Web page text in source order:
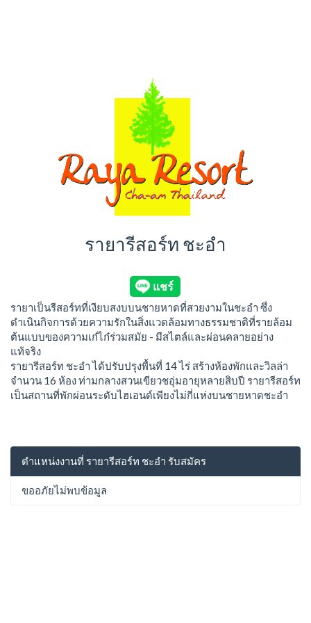
รายารีสอร์ท ชะอำ
รายาเป็นรีสอร์ทที่เงียบสงบบนชายหาดที่สวยงามในชะอำ ซึ่ง
ดำเนินกิจการด้วยความรักในสิ่งแวดล้อมทางธรรมชาติที่รายล้อม
ต้นแบบของความเก๋ไก๋ร่วมสมัย - มีสไตล์และผ่อนคลายอย่าง
แท้จริง
รายารีสอร์ท ชะอำ ได้ปรับปรุงพื้นที่ 14 ไร่ สร้างห้องพักและวิลล่า
จำนวน 16 ห้อง ท่ามกลางสวนเขียวชอุ่มอายุหลายสิบปี รายารีสอร์ท
เป็นสถานที่พักผ่อนระดับไฮเอนด์เพียงไม่กี่แห่งบนชายหาดชะอำ
ตำแหน่งงานที่ รายารีสอร์ท ชะอำ รับสมัคร
ขออภัยไม่พบข้อมูล